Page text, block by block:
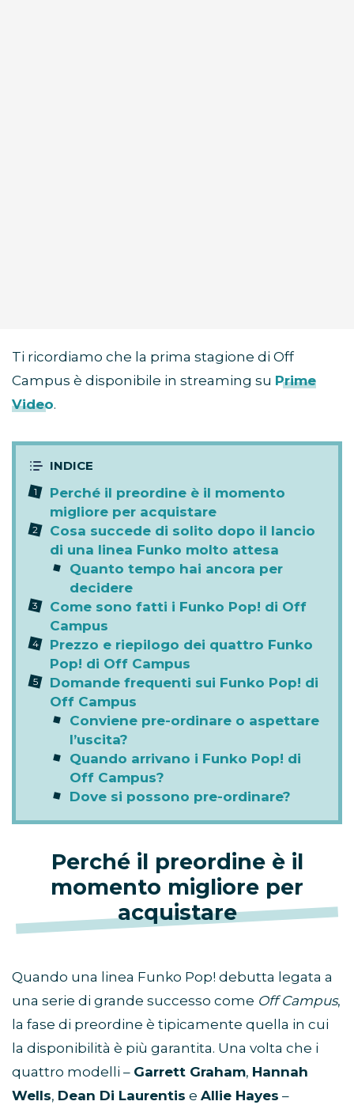
Ti ricordiamo che la prima stagione di Off
Campus è disponibile in streaming su Prime
Video.
Perché il preordine è il momento
migliore per acquistare
Cosa succede di solito dopo il lancio
di una linea Funko molto attesa
Quanto tempo hai ancora per
decidere
Come sono fatti i Funko Pop! di Off
Campus
Prezzo e riepilogo dei quattro Funko
Pop! di Off Campus
Domande frequenti sui Funko Pop! di
Off Campus
Conviene pre-ordinare o aspettare
l’uscita?
Quando arrivano i Funko Pop! di
Off Campus?
Dove si possono pre-ordinare?
Perché il preordine è il
momento migliore per
acquistare
Quando una linea Funko Pop! debutta legata a
una serie di grande successo come Off Campus,
la fase di preordine è tipicamente quella in cui
la disponibilità è più garantita. Una volta che i
quattro modelli – Garrett Graham, Hannah
Wells, Dean Di Laurentis e Allie Hayes –